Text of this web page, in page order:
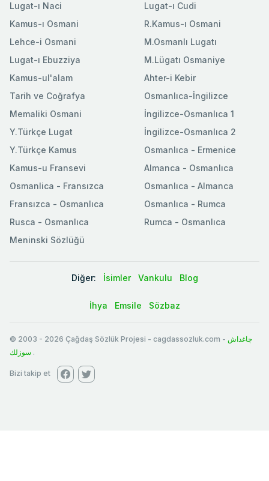
Lugat-ı Naci
Kamus-ı Osmani
Lehce-i Osmani
Lugat-ı Ebuzziya
Lugat-ı Cudi
R.Kamus-ı Osmani
M.Osmanlı Lugatı
M.Lügatı Osmaniye
Kamus-ul'alam
Tarih ve Coğrafya
Memaliki Osmani
Y.Türkçe Lugat
Y.Türkçe Kamus
Ahter-i Kebir
Osmanlıca-İngilizce
İngilizce-Osmanlıca 1
İngilizce-Osmanlıca 2
Osmanlıca - Ermenice
Kamus-u Fransevi
Osmanlica - Fransızca
Fransızca - Osmanlıca
Rusca - Osmanlıca
Meninski Sözlüğü
Almanca - Osmanlıca
Osmanlıca - Almanca
Osmanlıca - Rumca
Rumca - Osmanlıca
Diğer: İsimler Vankulu Blog
İhya Emsile Sözbaz
© 2003 - 2026 Çağdaş Sözlük Projesi - cagdassozluk.com - چاغداش
سوزلك .
Bizi takip et